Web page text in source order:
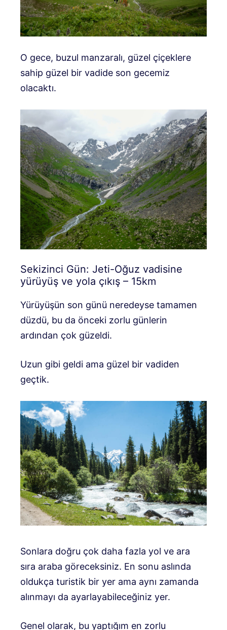
O gece, buzul manzaralı, güzel çiçeklere
sahip güzel bir vadide son gecemiz
olacaktı.
Sekizinci Gün: Jeti-Oğuz vadisine
yürüyüş ve yola çıkış – 15km
Yürüyüşün son günü neredeyse tamamen
düzdü, bu da önceki zorlu günlerin
ardından çok güzeldi.
Uzun gibi geldi ama güzel bir vadiden
geçtik.
Sonlara doğru çok daha fazla yol ve ara
sıra araba göreceksiniz. En sonu aslında
oldukça turistik bir yer ama aynı zamanda
alınmayı da ayarlayabileceğiniz yer.
Genel olarak, bu yaptığım en zorlu